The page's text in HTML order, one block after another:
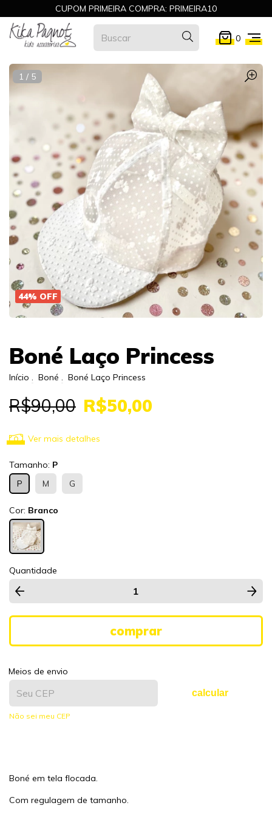
CUPOM PRIMEIRA COMPRA: PRIMEIRA10
0
Boné Laço Princess
Início . Boné . Boné Laço Princess
R$90,00 R$50,00
Ver mais detalhes
Tamanho: P
P
M G
Cor: Branco
Quantidade
Meios de envio
calcular
Não sei meu CEP
Boné em tela flocada.
Com regulagem de tamanho.
44% OFF
1 / 5